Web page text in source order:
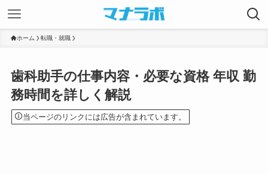
ホーム 転職・就職
歯科助手の仕事内容・必要な資格 年収 勤
務時間を詳しく解説
当ページのリンクには広告が含まれています。